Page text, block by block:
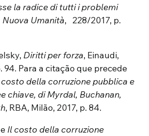
la radice di tutti i problemi
Nuova Umanità, 228/2017, p.
Diritti per forza, Einaudi,
94. Para a citação que precede
della corruzione pubblica e
chiave, di Myrdal, Buchanan,
, RBA, Milão, 2017, p. 84.
Il costo della corruzione